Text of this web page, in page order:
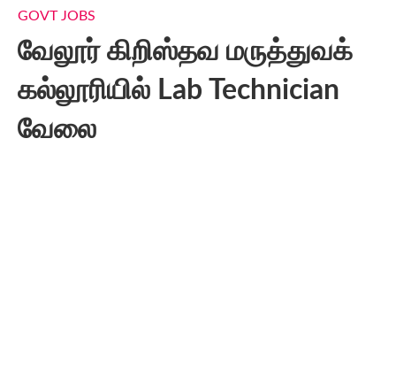
GOVT JOBS
வேலூர் கிறிஸ்தவ மருத்துவக்
கல்லூரியில் Lab Technician
வேலை